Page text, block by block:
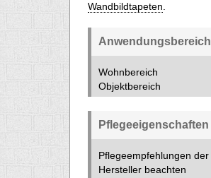
Wandbildtapeten
Anwendungsbereich
Wohnbereich
Objektbereich
Pflegeeigenschaften
Pflegeempfehlungen der
Hersteller beachten